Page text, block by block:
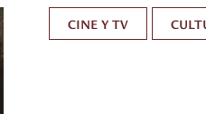
CINE Y TV